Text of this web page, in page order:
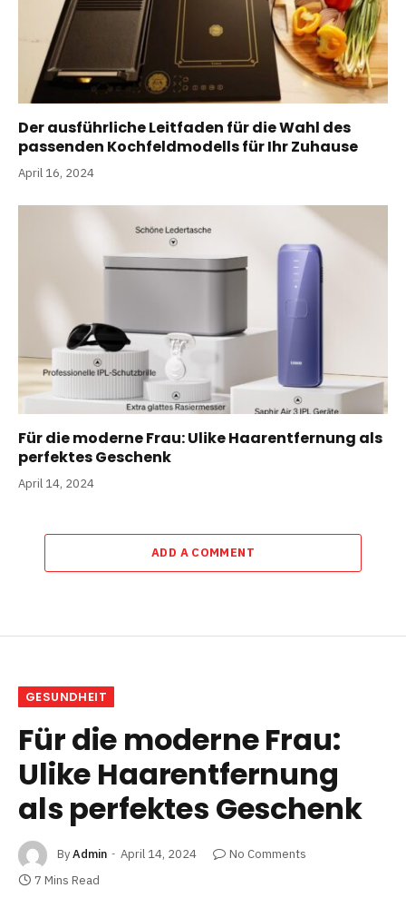
Der ausführliche Leitfaden für die Wahl des
passenden Kochfeldmodells für Ihr Zuhause
April 16, 2024
Für die moderne Frau: Ulike Haarentfernung als
perfektes Geschenk
April 14, 2024
ADD A COMMENT
GESUNDHEIT
Für die moderne Frau:
Ulike Haarentfernung
als perfektes Geschenk
ByAdmin April 14, 2024
No Comments
7 Mins Read